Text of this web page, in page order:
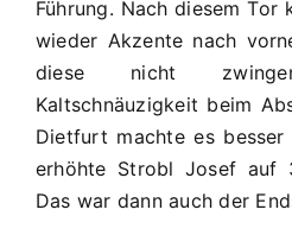
Führung. Nach diesem Tor
wieder Akzente nach
diese nicht
Kaltschnäuzigkeit beim
Dietfurt machte es
erhöhte Strobl Josef auf
Das war dann auch der